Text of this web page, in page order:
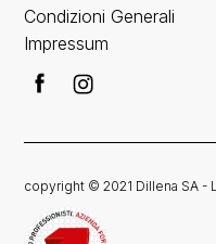
Condizioni Generali
Impressum
copyright © 2021 Dillena SA -